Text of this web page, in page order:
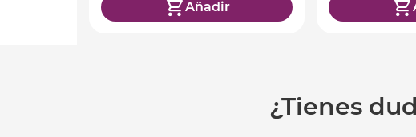
Añadir
¿Tienes